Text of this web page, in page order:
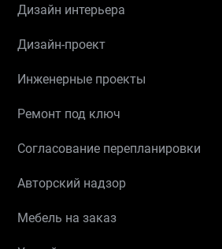
Дизайн интерьера
Дизайн-проект
Инженерные проекты
Ремонт под ключ
Согласование перепланировки
Авторский надзор
Мебель на заказ